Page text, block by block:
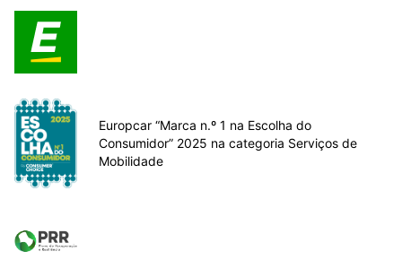
Europcar “Marca n.º 1 na Escolha do
Consumidor” 2025 na categoria Serviços de
Mobilidade